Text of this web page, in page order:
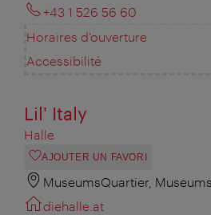
+43 1 526 56 60
Horaires d'ouverture
Accessibilité
Lil' Italy
Halle
AJOUTER UN FAVORI
MuseumsQuartier,
diehalle.at